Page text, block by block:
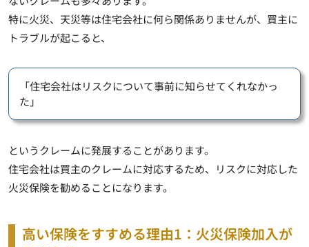
特に火災、天災等は住宅会社に何ら関係ありませんが、買主に
トラブルが起こると、
「住宅会社はリスクについて事前に知らせてくれなかっ
た」
というクレームに発展することがあります。
住宅会社は買主のクレームに対応するため、
リスクに対応した
火災保険を勧めることになります。
高い保険をすすめる理由1：火災保険加入が